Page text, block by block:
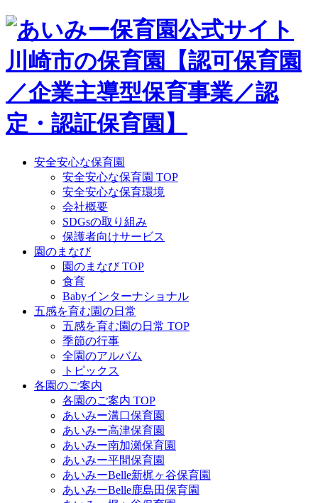
Skip
content
安全安心な保育園
安全安心な保育園 TOP
安全安心な保育環境
会社概要
SDGsの取り組み
保護者向けサービス
園のまなび
園のまなび TOP
食育
Babyインターナショナル
五感を育む園の日常
五感を育む園の日常 TOP
季節の行事
全園のアルバム
トピックス
各園のご案内
各園のご案内 TOP
あいみー溝口保育園
あいみー高津保育園
あいみー南加瀬保育園
あいみー平間保育園
あいみーBelle新梶ヶ谷保育園
あいみーBelle鹿島田保育園